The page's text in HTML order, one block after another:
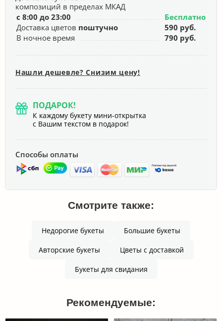
композиций в пределах МКАД
с 8:00 до 23:00
Бесплатно
Доставка цветов поштучно
590 руб.
В ночное время
790 руб.
Нашли дешевле? Снизим цену!
ПОДАРОК!
К каждому букету мини-открытка
с Вашим текстом в подарок!
Способы оплаты
Смотрите также:
Недорогие букеты Большие букеты
Авторские букеты Цветы с доставкой
Букеты для свидания
Рекомендуемые: